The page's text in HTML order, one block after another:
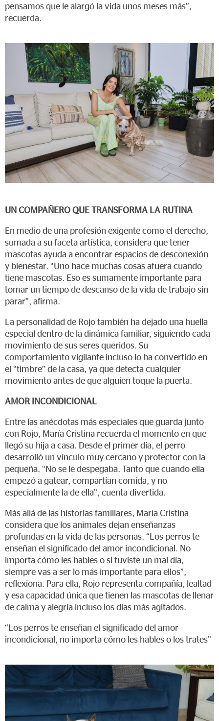
pensamos que le alargó la vida unos meses más”,
recuerda.
UN COMPAÑERO QUE TRANSFORMA LA RUTINA
En medio de una profesión exigente como el derecho,
sumada a su faceta artística, considera que tener
mascotas ayuda a encontrar espacios de desconexión
y bienestar. “Uno hace muchas cosas afuera cuando
tiene mascotas. Eso es sumamente importante para
tomar un tiempo de descanso de la vida de trabajo sin
parar”, afirma.
La personalidad de Rojo también ha dejado una huella
especial dentro de la dinámica familiar, siguiendo cada
movimiento de sus seres queridos. Su
comportamiento vigilante incluso lo ha convertido en
el “timbre” de la casa, ya que detecta cualquier
movimiento antes de que alguien toque la puerta.
AMOR INCONDICIONAL
Entre las anécdotas más especiales que guarda junto
con Rojo, María Cristina recuerda el momento en que
llegó su hija a casa. Desde el primer día, el perro
desarrolló un vínculo muy cercano y protector con la
pequeña. “No se le despegaba. Tanto que cuando ella
empezó a gatear, compartían comida, y no
especialmente la de ella”, cuenta divertida.
Más allá de las historias familiares, María Cristina
considera que los animales dejan enseñanzas
profundas en la vida de las personas. “Los perros te
enseñan el significado del amor incondicional. No
importa cómo les hables o si tuviste un mal día,
siempre vas a ser lo más importante para ellos”,
reflexiona. Para ella, Rojo representa compañía, lealtad
y esa capacidad única que tienen las mascotas de llenar
de calma y alegría incluso los días más agitados.
“Los perros te enseñan el significado del amor
incondicional, no importa cómo les hables o los trates”